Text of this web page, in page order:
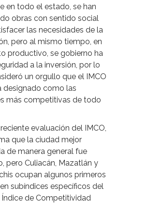
en todo el estado, se han
obras con sentido social
las necesidades de la
pero al mismo tiempo, en
productivo, se gobierno ha
a la inversión, por lo
un orgullo que el IMCO
designado como las
más competitivas de todo
evaluación del IMCO,
que la ciudad mejor
de manera general fue
pero Culiacán, Mazatlán y
ocupan algunos primeros
subíndices específicos del
de Competitividad